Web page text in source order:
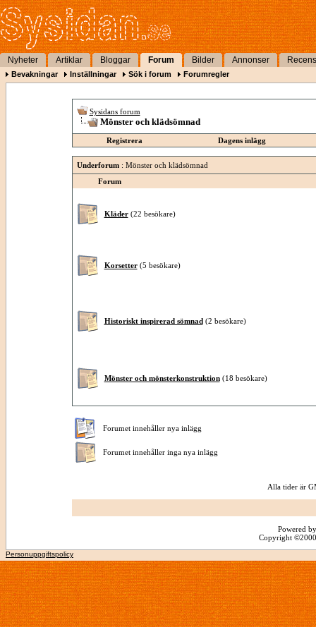
Nyheter Artiklar Bloggar Forum Bilder Annonser
Bevakningar Inställningar Sök i forum Forumregler
Sysidans forum
Mönster och klädsömnad
Registrera Dagens inlägg
Underforum: Mönster och klädsömnad
Forum
Kläder (22 besökare)
Korsetter (5 besökare)
Historiskt inspirerad sömnad (2 besökare)
Mönster och mönsterkonstruktion (18 besökare)
Forumet innehåller nya inlägg
Forumet innehåller inga nya inlägg
Alla tider är
Powered
Copyright
Personuppgiftspolicy